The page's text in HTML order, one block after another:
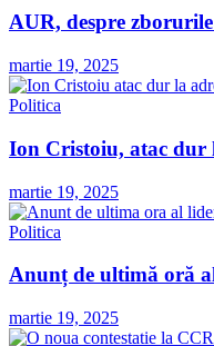
AUR, despre
martie 19, 2025
Politica
Ion Cristoiu, atac dur
martie 19, 2025
Politica
Anunț de ultimă oră
martie 19, 2025